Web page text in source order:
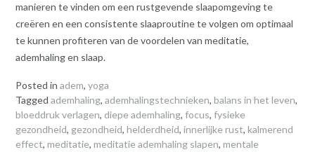
manieren te vinden om een rustgevende slaapomgeving te
creëren en een consistente slaaproutine te volgen om optimaal
te kunnen profiteren van de voordelen van meditatie,
ademhaling en slaap.
Posted in adem, yoga
Tagged ademhaling, ademhalingstechnieken, balans in het leven,
bloeddruk verlagen, diepe ademhaling, focus, fysieke
gezondheid, gezondheid, helderdheid, innerlijke rust, kalmerend
effect, meditatie, meditatie ademhaling slapen, mentale